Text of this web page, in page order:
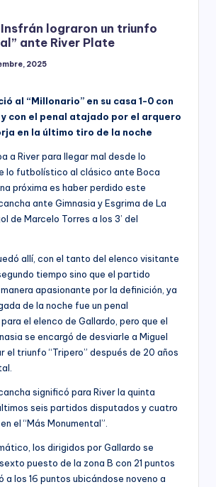
Insfrán lograron un triunfo
ante River Plate
2025
al “Millonario” en su casa 1-0 con
con el penal atajado por el arquero
en la último tiro de la noche
a River para llegar mal desde lo
lo futbolístico al clásico ante Boca
próxima es haber perdido este
ante Gimnasia y Esgrima de La
de Marcelo Torres a los 3’ del
allí, con el tanto del elenco visitante
tiempo sino que el partido
apasionante por la definición, ya
de la noche fue un penal
el elenco de Gallardo, pero que el
se encargó de desviarle a Miguel
el triunfo “Tripero” después de 20 años
significó para River la quinta
seis partidos disputados y cuatro
el “Más Monumental”.
los dirigidos por Gallardo se
puesto de la zona B con 21 puntos
a los 16 puntos ubicándose noveno a